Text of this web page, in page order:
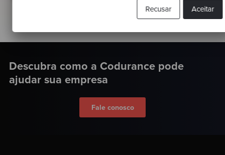
Aceitar
Recusar
Descubra como a Codurance pode
ajudar sua empresa
Fale conosco